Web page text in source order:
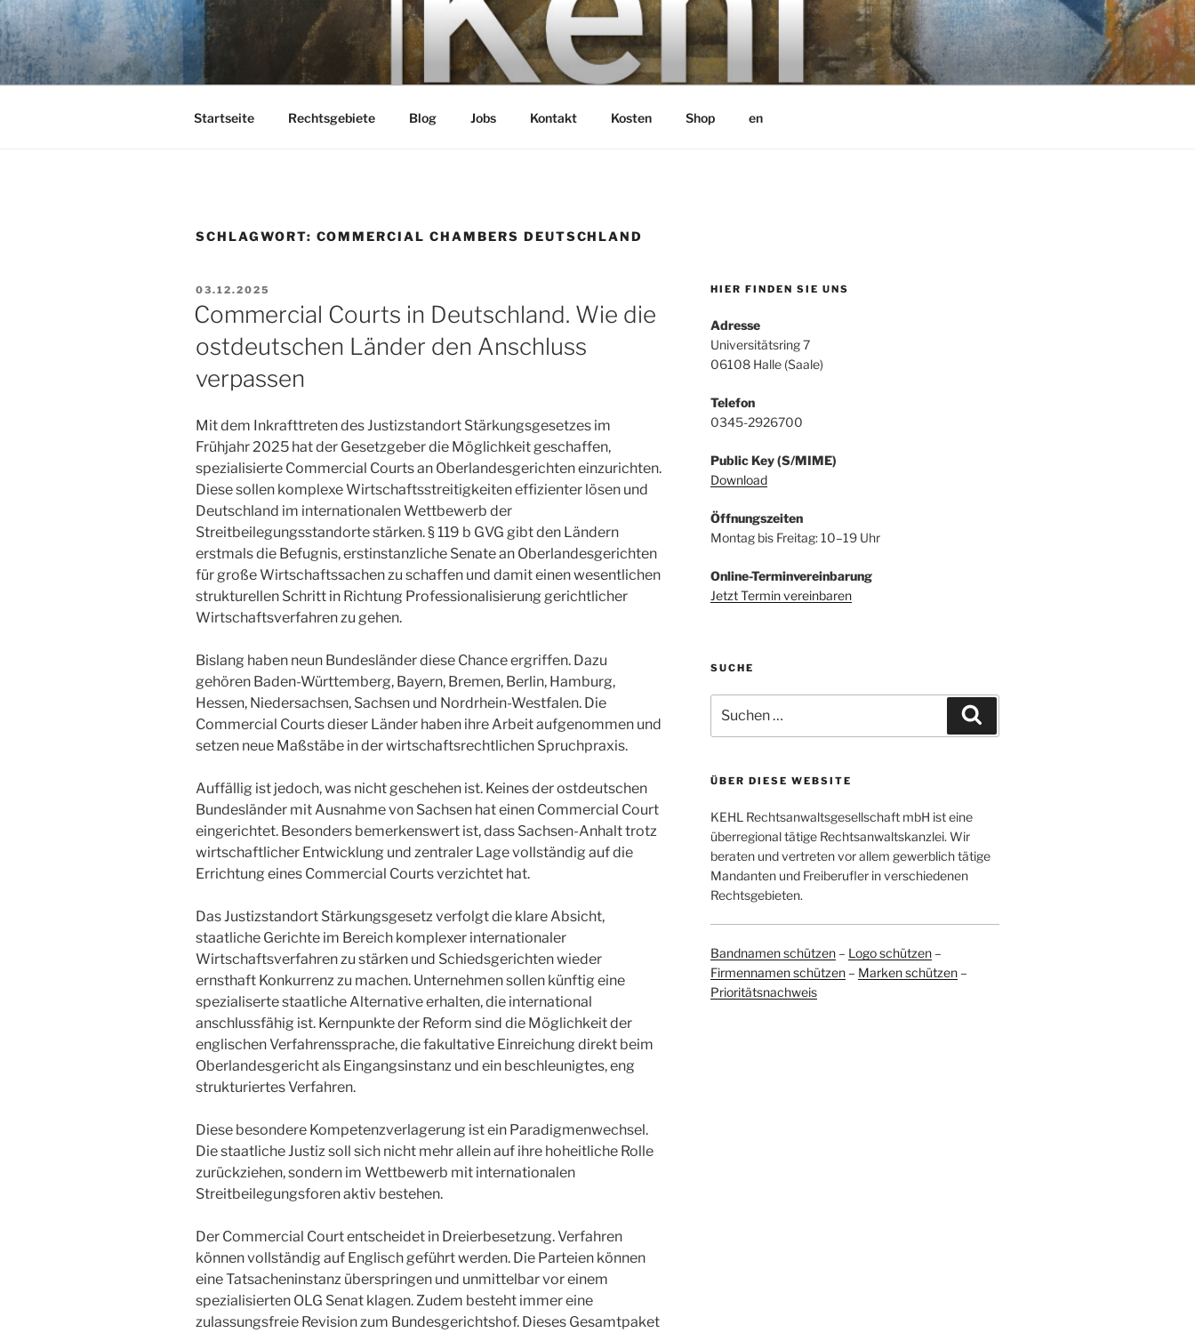
Zum
Inhalt
springen
KEHL
Rechtsanwaltsgesellschaft mbH
Startseite Rechtsgebiete Blog Jobs Kontakt Kosten Shop en
SCHLAGWORT: COMMERCIAL CHAMBERS DEUTSCHLAND
VERÖFFENTLICHT
AM
03.12.2025
Commercial Courts in Deutschland. Wie die
ostdeutschen Länder den Anschluss
verpassen
Mit dem Inkrafttreten des Justizstandort Stärkungsgesetzes im
Frühjahr 2025 hat der Gesetzgeber die Möglichkeit geschaffen,
spezialisierte Commercial Courts an Oberlandesgerichten einzurichten.
Diese sollen komplexe Wirtschaftsstreitigkeiten effizienter lösen und
Deutschland im internationalen Wettbewerb der
Streitbeilegungsstandorte stärken. § 119 b GVG gibt den Ländern
erstmals die Befugnis, erstinstanzliche Senate an Oberlandesgerichten
für große Wirtschaftssachen zu schaffen und damit einen wesentlichen
strukturellen Schritt in Richtung Professionalisierung gerichtlicher
Wirtschaftsverfahren zu gehen.
Bislang haben neun Bundesländer diese Chance ergriffen. Dazu
gehören Baden-Württemberg, Bayern, Bremen, Berlin, Hamburg,
Hessen, Niedersachsen, Sachsen und Nordrhein-Westfalen. Die
Commercial Courts dieser Länder haben ihre Arbeit aufgenommen und
setzen neue Maßstäbe in der wirtschaftsrechtlichen Spruchpraxis.
Auffällig ist jedoch, was nicht geschehen ist. Keines der ostdeutschen
Bundesländer mit Ausnahme von Sachsen hat einen Commercial Court
eingerichtet. Besonders bemerkenswert ist, dass Sachsen-Anhalt trotz
wirtschaftlicher Entwicklung und zentraler Lage vollständig auf die
Errichtung eines Commercial Courts verzichtet hat.
Das Justizstandort Stärkungsgesetz verfolgt die klare Absicht,
staatliche Gerichte im Bereich komplexer internationaler
Wirtschaftsverfahren zu stärken und Schiedsgerichten wieder
ernsthaft Konkurrenz zu machen. Unternehmen sollen künftig eine
spezialiserte staatliche Alternative erhalten, die international
anschlussfähig ist. Kernpunkte der Reform sind die Möglichkeit der
englischen Verfahrenssprache, die fakultative Einreichung direkt beim
Oberlandesgericht als Eingangsinstanz und ein beschleunigtes, eng
strukturiertes Verfahren.
Diese besondere Kompetenzverlagerung ist ein Paradigmenwechsel.
Die staatliche Justiz soll sich nicht mehr allein auf ihre hoheitliche Rolle
zurückziehen, sondern im Wettbewerb mit internationalen
Streitbeilegungsforen aktiv bestehen.
Der Commercial Court entscheidet in Dreierbesetzung. Verfahren
können vollständig auf Englisch geführt werden. Die Parteien können
eine Tatsacheninstanz überspringen und unmittelbar vor einem
spezialisierten OLG Senat klagen. Zudem besteht immer eine
zulassungsfreie Revision zum Bundesgerichtshof. Dieses Gesamtpaket
HIER FINDEN SIE UNS
Adresse
Universitätsring 7
06108 Halle (Saale)
Telefon
0345-2926700
Public Key (S/MIME)
Download
Öffnungszeiten
Montag bis Freitag: 10–19 Uhr
Online-Terminvereinbarung
Jetzt Termin vereinbaren
SUCHE
nach:
ÜBER DIESE WEBSITE
KEHL Rechtsanwaltsgesellschaft mbH ist eine
überregional tätige Rechtsanwaltskanzlei. Wir
beraten und vertreten vor allem gewerblich tätige
Mandanten und Freiberufler in verschiedenen
Rechtsgebieten.
Bandnamen schützen– Logo schützen–
Firmennamen schützen– Marken schützen–
Prioritätsnachweis